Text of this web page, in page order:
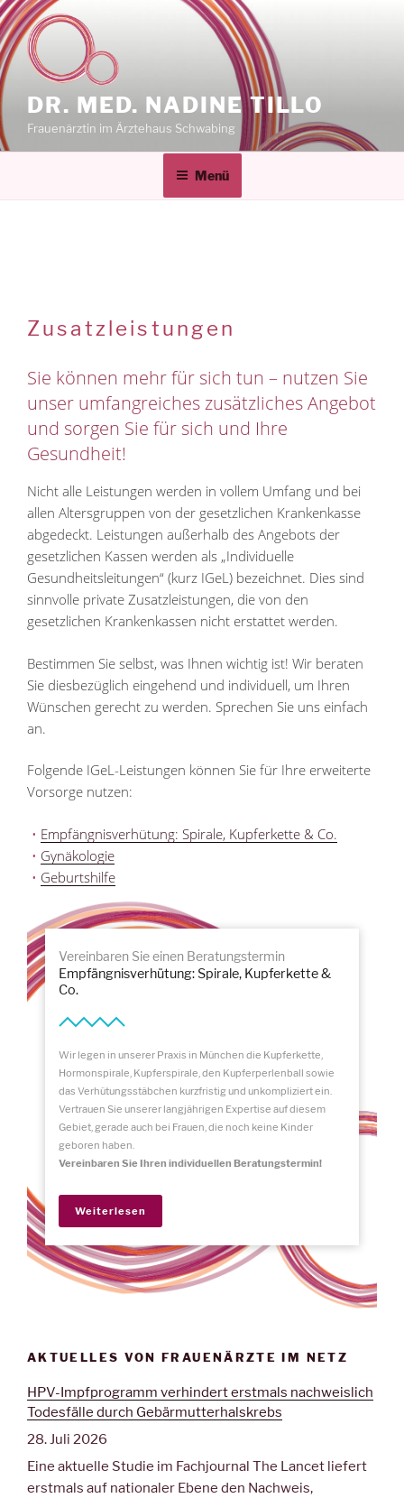
Zum
Inhalt
springen
DR. MED. NADINE TILLO
Frauenärztin im Ärztehaus Schwabing
Menü
Zusatzleistungen
Sie können mehr für sich tun – nutzen Sie
unser umfangreiches zusätzliches Angebot
und sorgen Sie für sich und Ihre
Gesundheit!
Nicht alle Leistungen werden in vollem Umfang und bei
allen Altersgruppen von der gesetzlichen Krankenkasse
abgedeckt. Leistungen außerhalb des Angebots der
gesetzlichen Kassen werden als „Individuelle
Gesundheitsleitungen“ (kurz IGeL) bezeichnet. Dies sind
sinnvolle private Zusatzleistungen, die von den
gesetzlichen Krankenkassen nicht erstattet werden.
Bestimmen Sie selbst, was Ihnen wichtig ist! Wir beraten
Sie diesbezüglich eingehend und individuell, um Ihren
Wünschen gerecht zu werden. Sprechen Sie uns einfach
an.
Folgende IGeL-Leistungen können Sie für Ihre erweiterte
Vorsorge nutzen:
Empfängnisverhütung: Spirale, Kupferkette & Co.
Gynäkologie
Geburtshilfe
Vereinbaren Sie einen Beratungstermin
Empfängnisverhütung: Spirale, Kupferkette &
Co.
Wir legen in unserer Praxis in München die Kupferkette,
Hormonspirale, Kupferspirale, den Kupferperlenball sowie
das Verhütungsstäbchen kurzfristig und unkompliziert ein.
Vertrauen Sie unserer langjährigen Expertise auf diesem
Gebiet, gerade auch bei Frauen, die noch keine Kinder
geboren haben.
Vereinbaren Sie Ihren individuellen Beratungstermin!
Weiterlesen
AKTUELLES VON FRAUENÄRZTE IM NETZ
HPV-Impfprogramm verhindert erstmals nachweislich
Todesfälle durch Gebärmutterhalskrebs
28. Juli 2026
Eine aktuelle Studie im Fachjournal The Lancet liefert
erstmals auf nationaler Ebene den Nachweis,